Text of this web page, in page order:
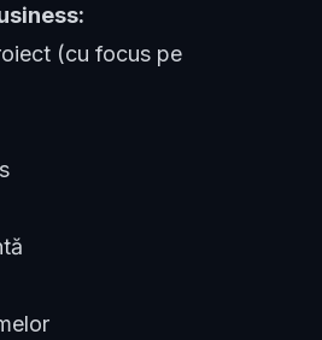
(cu focus pe